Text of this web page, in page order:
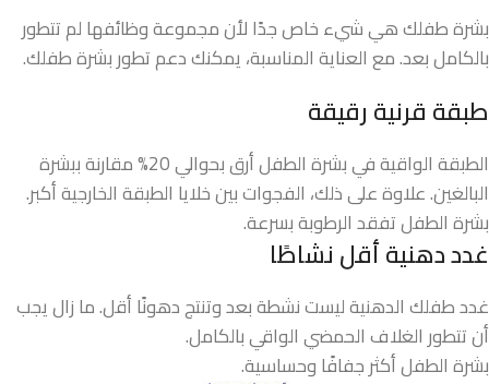
بشرة طفلك هي شيء خاص جدًا لأن مجموعة وظائفها لم تتطور
بالكامل بعد. مع العناية المناسبة، يمكنك دعم تطور بشرة طفلك.
طبقة قرنية رقيقة
الطبقة الواقية في بشرة الطفل أرق بحوالي 20% مقارنة ببشرة
البالغين. علاوة على ذلك، الفجوات بين خلايا الطبقة الخارجية أكبر.
بشرة الطفل تفقد الرطوبة بسرعة.
غدد دهنية أقل نشاطًا
غدد طفلك الدهنية ليست نشطة بعد وتنتج دهونًا أقل. ما زال يجب
أن تتطور الغلاف الحمضي الواقي بالكامل.
بشرة الطفل أكثر جفافًا وحساسية.